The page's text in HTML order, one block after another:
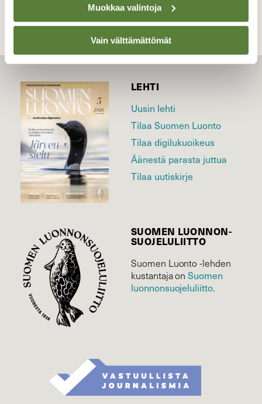
Muokkaa valintoja
Vain välttämättömät
LEHTI
Uusin lehti
Tilaa Suomen Luonto
Tilaa digilukuoikeus
Äänestä parasta juttua
Tilaa uutiskirje
SUOMEN LUONNON­
SUOJELU­LIITTO
Suomen Luonto -lehden
kustantaja onSuomen
luonnonsuojelu­liitto.